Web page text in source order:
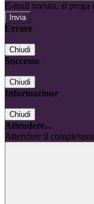
E-mail inviata, si prega
Errore
Chiudi
Successo
Chiudi
Informazione
Chiudi
Attendere...
Attendere il